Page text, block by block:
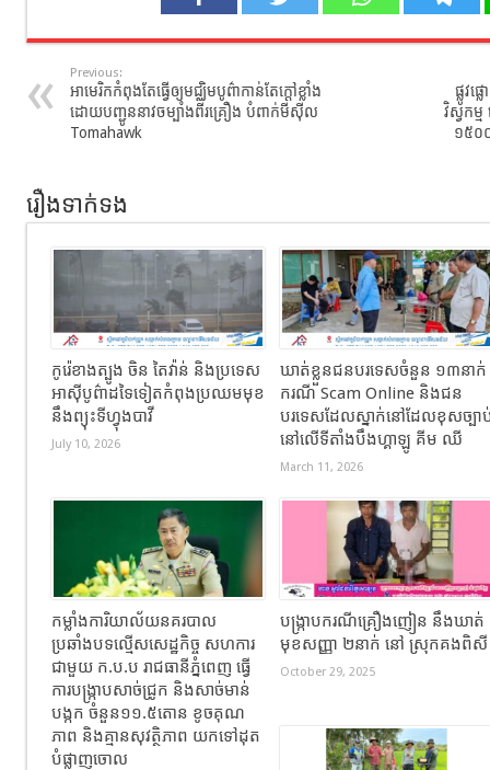
Previous:
អាមេរិកកំពុងតែធ្វើឲ្យមជ្ឈិមបូព៌ាកាន់តែក្តៅខ្លាំង
ដោយបញ្ជូននាវចម្បាំងពីរគ្រឿង បំពាក់មីស៊ីល
Tomahawk
ផ្លូវផ្
វិស្វក
១៥០
រឿងទាក់ទង
កូរ៉េខាងត្បូង ចិន តៃវ៉ាន់ និងប្រទេស
អាស៊ីបូព៌ាដទៃទៀតកំពុងប្រឈមមុខ
នឹងព្យុះទីហ្វុងបាវី
July 10, 2026
ឃាត់ខ្លួនជនបរទេសចំនួន ១៣នាក់
ករណី Scam Online និងជន
បរទេសដែលស្នាក់នៅដែលខុសច្បា
នៅលើទីតាំងបឹងហ្គាឡូ គីម ឈី
March 11, 2026
កម្លាំងការិយាល័យនគរបាល
ប្រឆាំងបទល្មើសសេដ្ឋកិច្ច សហការ
ជាមួយ ក.ប.ប រាជធានីភ្នំពេញ ធ្វើ
ការបង្ក្រាបសាច់ជ្រូក និងសាច់មាន់
បង្កក ចំនួន១១.៥តោន ខូចគុណ
ភាព និងគ្មានសុវត្ថិភាព យកទៅដុត
បំផ្លាញចោល
បង្ក្រាបករណីគ្រឿងញៀន នឹងឃាត់
មុខសញ្ញា ២នាក់ នៅ ស្រុកគងពិ
October 29, 2025